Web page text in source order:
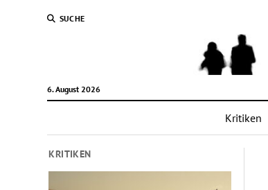
SUCHE
6. August 2026
Kritiken
KRITIKEN